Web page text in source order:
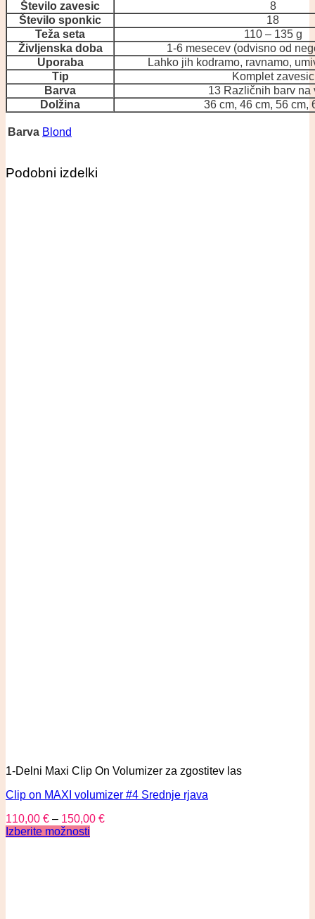
Število zavesic
8
Število sponkic
18
Teža seta
110 – 135 g
Življenska doba
1-6 mesecev (odvisno od
Uporaba
Lahko jih kodramo, ravnamo,
Tip
Komplet zavesic
Barva
13 Različnih barv na
Dolžina
36 cm, 46 cm, 56 cm,
Barva Blond
Podobni izdelki
1-Delni Maxi Clip On Volumizer za zgostitev las
Clip on MAXI volumizer #4 Srednje rjava
110,00 € – 150,00 €
Izberite možnosti